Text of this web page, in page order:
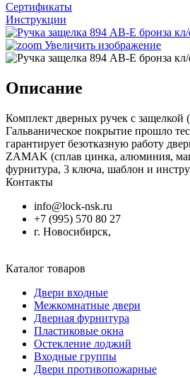
Сертификаты
Инструкции
Увеличить изображение
Описание
Комплект дверных ручек с
Гальваническое покрытие прошло
гарантирует безотказную работу
ZAMAK (сплав цинка, алюминия,
фурнитура, 3 ключа, шаблон и
Контакты
info@lock-nsk.ru
+7 (995) 570 80 27
г. Новосибирск,
Каталог товаров
Двери входные
Межкомнатные двери
Дверная фурнитура
Пластиковые окна
Остекление лоджий
Входные группы
Двери противопожарные